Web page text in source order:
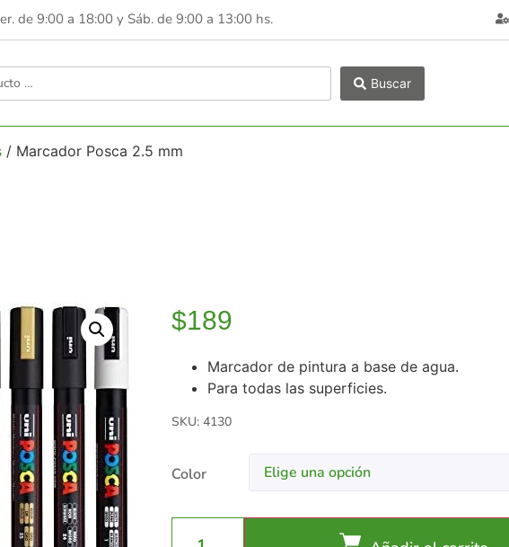
de 9:00 a 18:00 y Sáb. de 9:00 a 13:00 hs.
Buscar
/ Marcador Posca 2.5 mm
$189
Marcador de pintura a base de agua.
Para todas las superficies.
SKU: 4130
Color